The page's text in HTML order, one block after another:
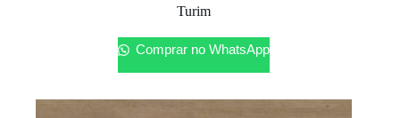
Turim
Comprar no WhatsApp